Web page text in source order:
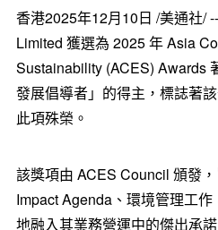
香港2025年12月10日 /美通社/
Limited 獲選為 2025 年 Asia
Sustainability (ACES) Awards
發展倡導者」的得主，標誌著
此項殊榮。
該獎項由 ACES Council 頒發
Impact Agenda、環境管理工
地融入其業務營運中的傑出承